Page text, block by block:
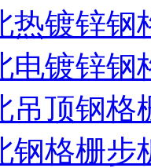
热镀锌钢
电镀锌钢
吊顶钢格
钢格栅步